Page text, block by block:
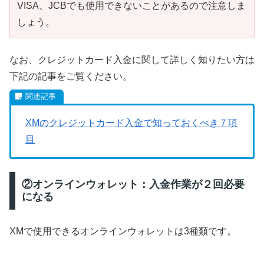
VISA、JCBでも使用できないことがあるので注意しま
しょう。
なお、クレジットカード入金に関して詳しく知りたい方は
下記の記事をご覧ください。
XMのクレジットカード入金で知っておくべき７項
目
②オンラインウォレット：入金作業が２回必要
になる
XMで使用できるオンラインウォレットは3種類です。